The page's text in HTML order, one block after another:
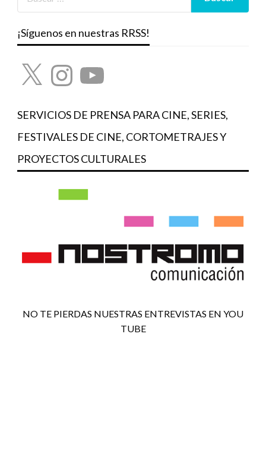
¡Síguenos en nuestras RRSS!
X InstagramYouTube
SERVICIOS DE PRENSA PARA CINE, SERIES,
FESTIVALES DE CINE, CORTOMETRAJES Y
PROYECTOS CULTURALES
NO TE PIERDAS NUESTRAS ENTREVISTAS EN YOU
TUBE